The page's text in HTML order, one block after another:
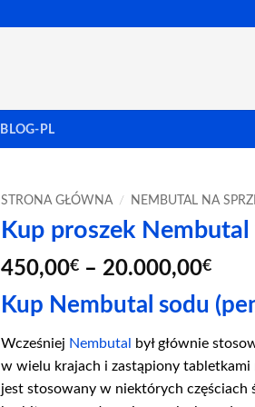
BLOG-PL
STRONA GŁÓWNA / NEMBUTAL NA
Kup proszek Nembutal
450,00€ – 20.000,00€
cen:
od
do
Kup Nembutal sodu
Wcześniej Nembutal
był głównie
w wielu krajach i zastąpiony tabletkami
jest stosowany w niektórych